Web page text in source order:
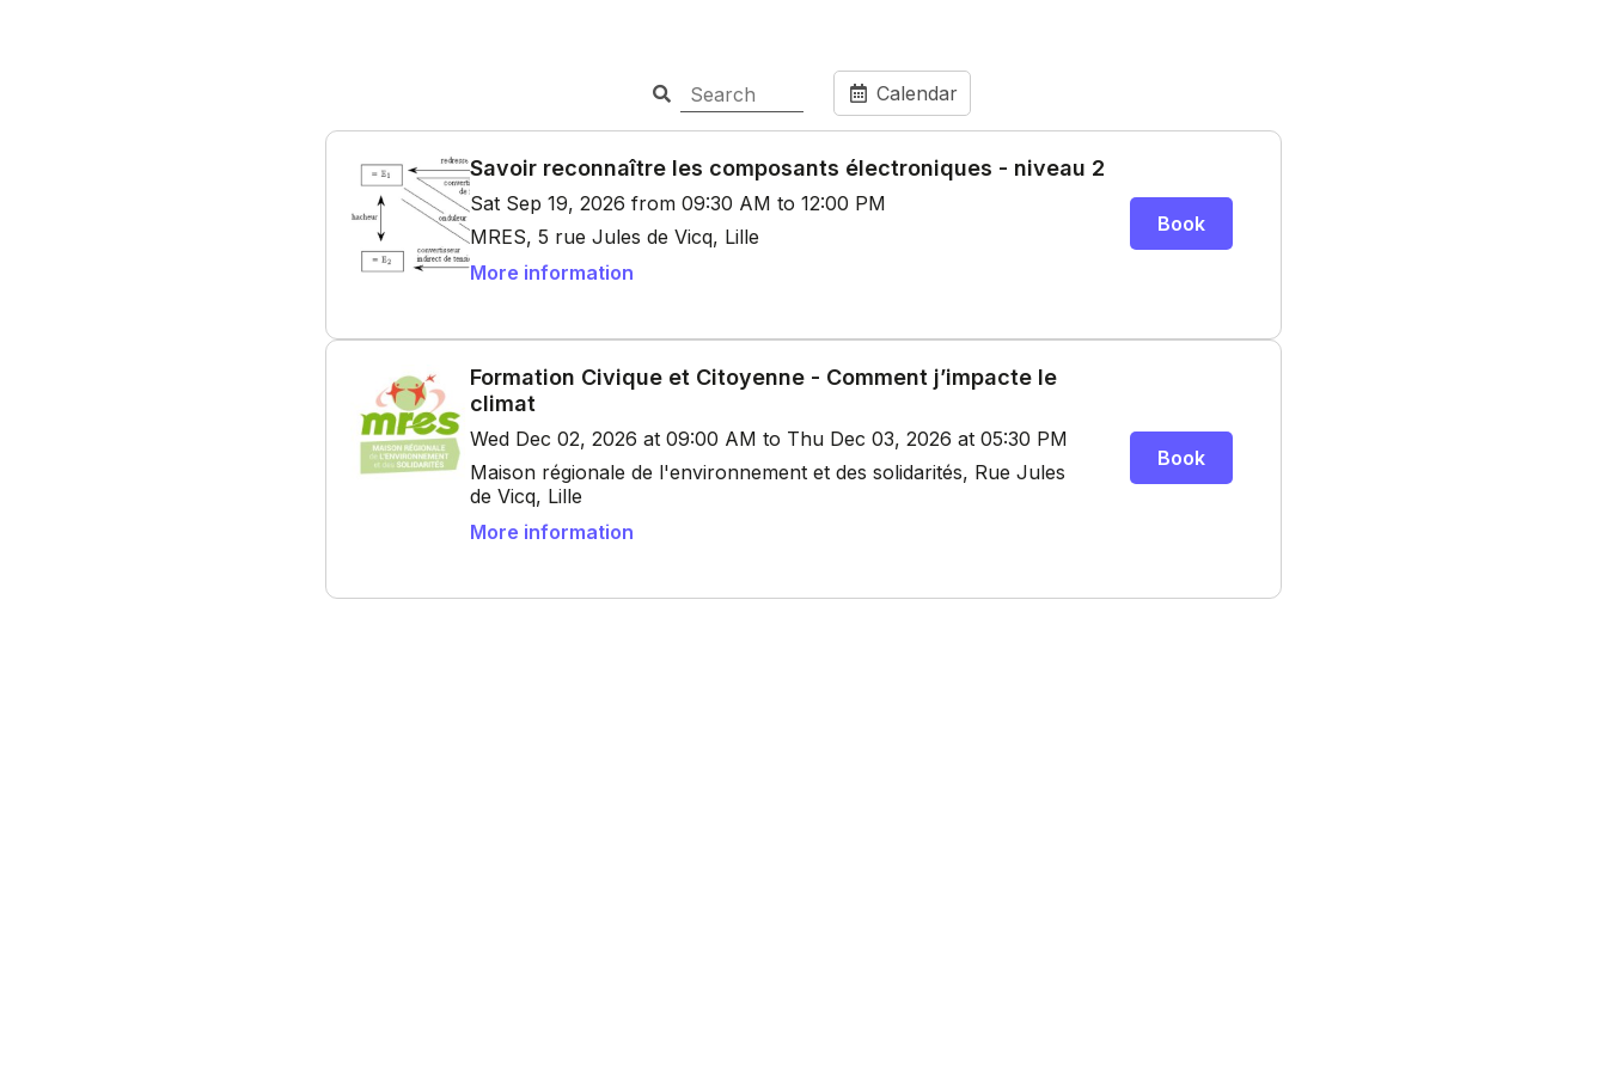
Calendar
Savoir reconnaître les composants électroniques - niveau 2
Sat Sep 19, 2026 from 09:30 AM to 12:00 PM
MRES, 5 rue Jules de Vicq, Lille
More information
Book
Formation Civique et Citoyenne - Comment j’impacte le
climat
Wed Dec 02, 2026 at 09:00 AM to Thu Dec 03, 2026 at 05:30 PM
Maison régionale de l'environnement et des solidarités, Rue Jules
de Vicq, Lille
More information
Book